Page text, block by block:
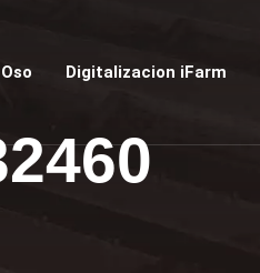
Digitalizacion iFarm